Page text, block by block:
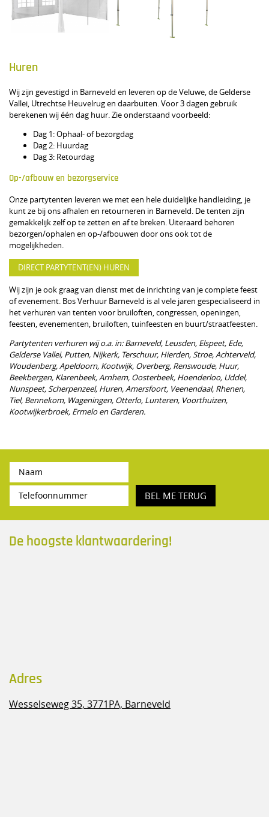
Huren
Wij zijn gevestigd in Barneveld en leveren op de Veluwe, de Gelderse
Vallei, Utrechtse Heuvelrug en daarbuiten. Voor 3 dagen gebruik
berekenen wij één dag huur. Zie onderstaand voorbeeld:
Dag 1: Ophaal- of bezorgdag
Dag 2: Huurdag
Dag 3: Retourdag
Op-/afbouw en bezorgservice
Onze partytenten leveren we met een hele duidelijke handleiding, je
kunt ze bij ons afhalen en retourneren in Barneveld. De tenten zijn
gemakkelijk zelf op te zetten en af te breken. Uiteraard behoren
bezorgen/ophalen en op-/afbouwen door ons ook tot de
mogelijkheden.
DIRECT PARTYTENT(EN) HUREN
Wij zijn je ook graag van dienst met de inrichting van je complete feest
of evenement. Bos Verhuur Barneveld is al vele jaren gespecialiseerd in
het verhuren van tenten voor bruiloften, congressen, openingen,
feesten, evenementen, bruiloften, tuinfeesten en buurt/straatfeesten.
Partytenten verhuren wij o.a. in: Barneveld, Leusden, Elspeet, Ede,
Gelderse Vallei, Putten, Nijkerk, Terschuur, Hierden, Stroe, Achterveld,
Woudenberg, Apeldoorn, Kootwijk, Overberg, Renswoude, Huur,
Beekbergen, Klarenbeek, Arnhem, Oosterbeek, Hoenderloo, Uddel,
Nunspeet, Scherpenzeel, Huren, Amersfoort, Veenendaal, Rhenen,
Tiel, Bennekom, Wageningen, Otterlo, Lunteren, Voorthuizen,
Kootwijkerbroek, Ermelo en Garderen.
BEL ME TERUG
De hoogste klantwaardering!
Adres
Wesselseweg 35, 3771PA, Barneveld